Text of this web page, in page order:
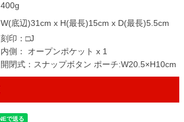
400g
W(底辺)31cm x H(最長)15cm x D(最長)5.5cm
刻印：□J
内側： オープンポケット x 1
開閉式：スナップボタン ポーチ:W20.5×H10cm